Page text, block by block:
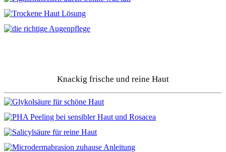
Knackig frische und reine Haut